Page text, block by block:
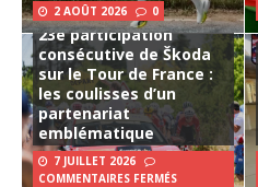
2 AOÛT 2026 0
23e participation
consécutive de Škoda
sur le Tour de France :
les coulisses d’un
partenariat
emblématique
7 JUILLET 2026
COMMENTAIRES FERMÉS